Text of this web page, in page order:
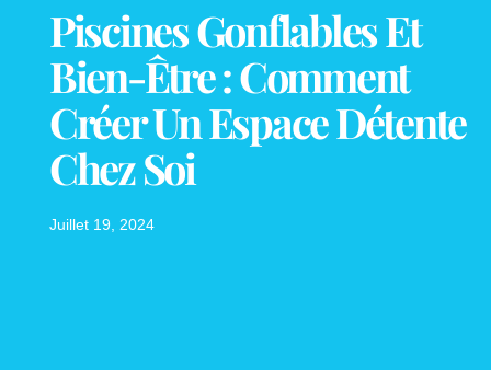
Piscines Gonflables Et
Bien-Être : Comment
Créer Un Espace Détente
Chez Soi
Juillet 19, 2024